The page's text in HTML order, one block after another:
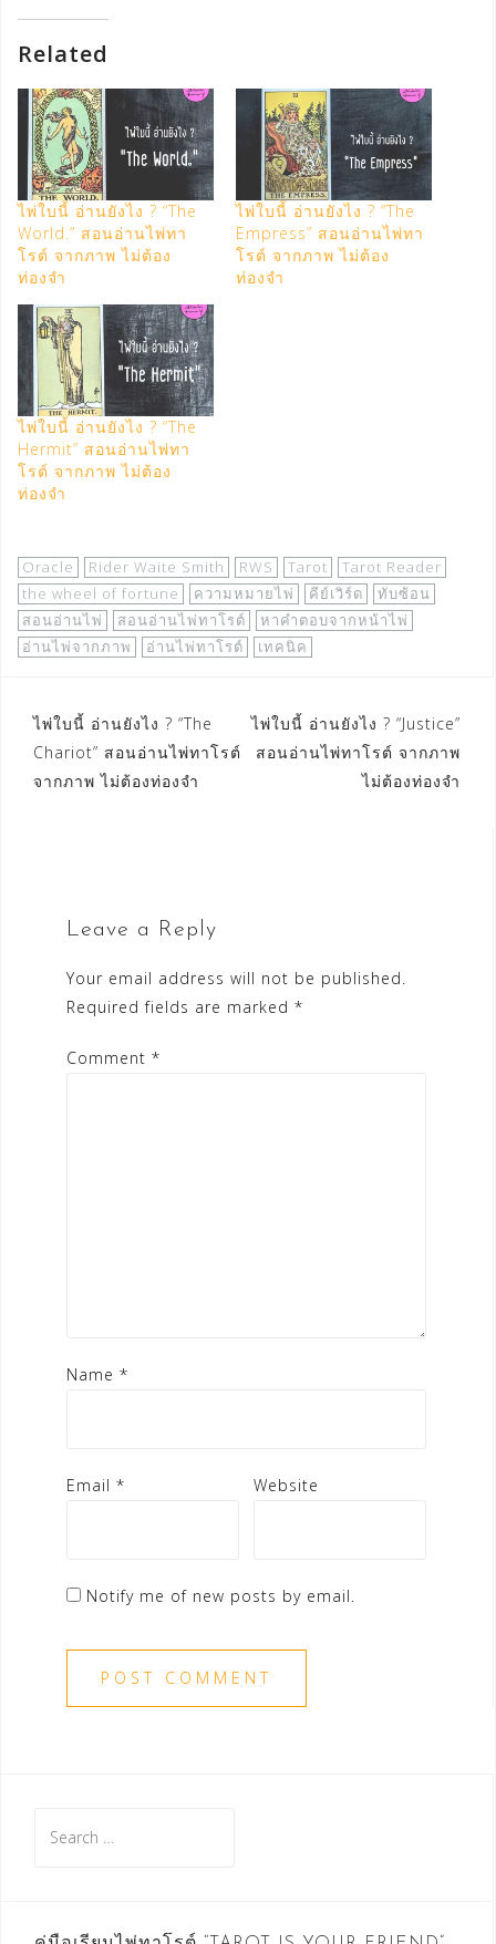
Related
ไพ่ใบนี้ อ่านยังไง ? “The
World.” สอนอ่านไพ่ทา
โรต์ จากภาพ ไม่ต้อง
ท่องจำ
ไพ่ใบนี้ อ่านยังไง ? “The
Empress” สอนอ่านไพ่ทา
โรต์ จากภาพ ไม่ต้อง
ท่องจำ
ไพ่ใบนี้ อ่านยังไง ? “The
Hermit” สอนอ่านไพ่ทา
โรต์ จากภาพ ไม่ต้อง
ท่องจำ
Oracle Rider Waite Smith RWS Tarot
Tarot Reader
the wheel of fortune
ความหมายไพ่ คีย์เวิร์ด
ทับซ้อน
สอนอ่านไพ่
สอนอ่านไพ่ทาโรต์
หาคำตอบจากหน้าไพ่
อ่านไพ่จากภาพ
อ่านไพ่ทาโรต์ เทคนิค
Post
navigation
ไพ่ใบนี้ อ่านยังไง ? “The
Chariot” สอนอ่านไพ่ทาโรต์
จากภาพ ไม่ต้องท่องจำ
ไพ่ใบนี้ อ่านยังไง ? “Justice”
สอนอ่านไพ่ทาโรต์ จากภาพ
ไม่ต้องท่องจำ
Leave a Reply
Your email address will not be published.
Required fields are marked *
Comment *
Name *
Email * Website
Notify me of new posts by email.
for: